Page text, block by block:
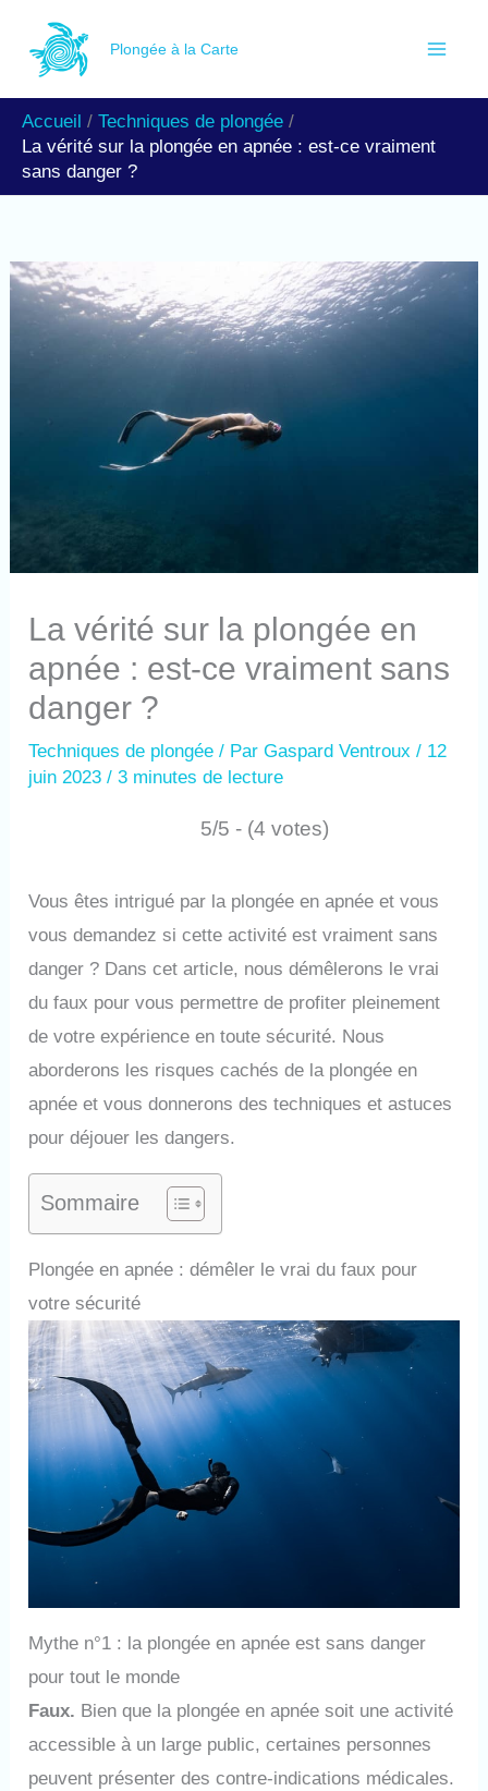
contenu
Plongée à la Carte
Accueil
Techniques de plongée
La vérité sur la plongée en apnée : est-ce vraiment
sans danger ?
La vérité sur la plongée en
apnée : est-ce vraiment sans
danger ?
Techniques de plongée / ParGaspard Ventroux/ 12
juin 2023/3 minutes de lecture
5/5 - (4 votes)
Vous êtes intrigué par la plongée en apnée et vous
vous demandez si cette activité est vraiment sans
danger ? Dans cet article, nous démêlerons le vrai
du faux pour vous permettre de profiter pleinement
de votre expérience en toute sécurité. Nous
aborderons les risques cachés de la plongée en
apnée et vous donnerons des techniques et astuces
pour déjouer les dangers.
Sommaire
Plongée en apnée : démêler le vrai du faux pour
votre sécurité
Mythe n°1 : la plongée en apnée est sans danger
pour tout le monde
Faux. Bien que la plongée en apnée soit une activité
accessible à un large public, certaines personnes
peuvent présenter des contre-indications médicales.
e
h
e
r
h